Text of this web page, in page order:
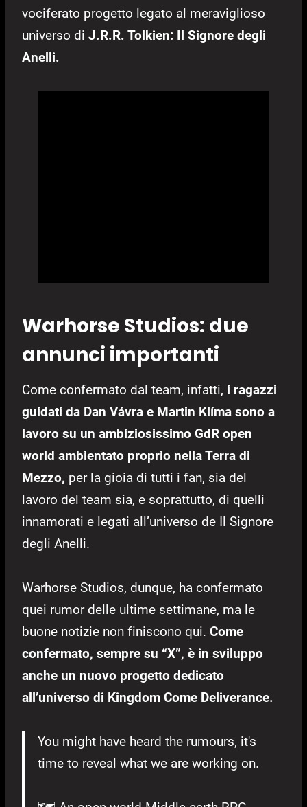
vociferato progetto legato al meraviglioso
universo di J.R.R. Tolkien: Il Signore degli
Anelli.
Warhorse Studios: due
annunci importanti
Come confermato dal team, infatti, i ragazzi
guidati da Dan Vávra e Martin Klíma sono a
lavoro su un ambiziosissimo GdR open
world ambientato proprio nella Terra di
Mezzo, per la gioia di tutti i fan, sia del
lavoro del team sia, e soprattutto, di quelli
innamorati e legati all’universo de Il Signore
degli Anelli.
Warhorse Studios, dunque, ha confermato
quei rumor delle ultime settimane, ma le
buone notizie non finiscono qui. Come
confermato, sempre su “X”, è in sviluppo
anche un nuovo progetto dedicato
all’universo di Kingdom Come Deliverance.
You might have heard the rumours, it's
time to reveal what we are working on.